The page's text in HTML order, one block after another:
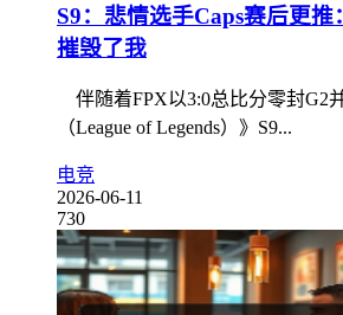
S9：悲情选手Caps赛后更
摧毁了我
伴随着FPX以3:0总比分零封G2
（League of Legends）》S9...
电竞
2026-06-11
730